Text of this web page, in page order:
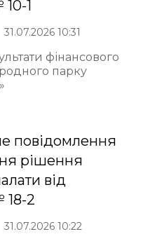
1
31.07.2026 10:31
фінансового
парку
повідомлення
рішення
від
18-2
31.07.2026 10:22